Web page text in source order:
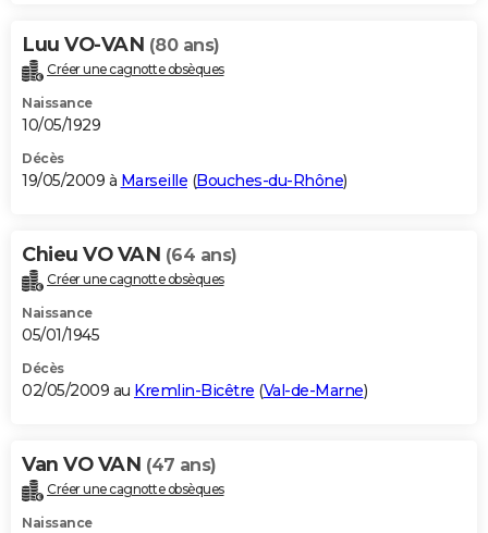
Luu VO-VAN (80 ans)
Créer une cagnotte obsèques
Naissance
10/05/1929
Décès
19/05/2009 à Marseille (Bouches-du-Rhône)
Chieu VO VAN (64 ans)
Créer une cagnotte obsèques
Naissance
05/01/1945
Décès
02/05/2009 au Kremlin-Bicêtre (Val-de-Marne)
Van VO VAN (47 ans)
Créer une cagnotte obsèques
Naissance